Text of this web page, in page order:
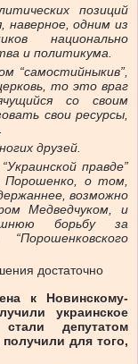
позиций
наверное, одним из
национально
и политикума.
“самостийныкив”,
то это враг
со своим
свои ресурсы,
друзей.
правде”
о том,
возможно
Медведчуком, и
борьбу за
достаточно
к Новинскому-
украинское
депутатом
для того,